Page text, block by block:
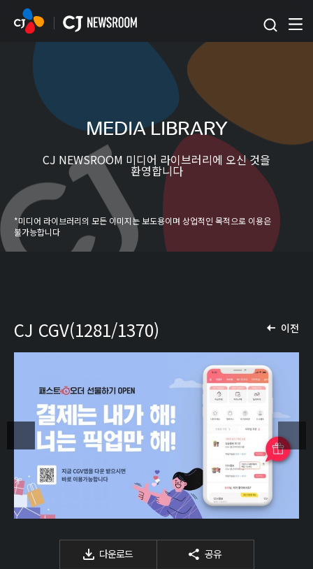
본문 바로가기
MEDIA LIBRARY
CJ NEWSROOM 미디어 라이브러리에 오신 것을
환영합니다
*미디어 라이브러리의 모든 이미지는 보도용이며 상업적인 목적으로 이용은
불가능합니다
이전
CJ CGV(1281/1370)
다운로드 공유